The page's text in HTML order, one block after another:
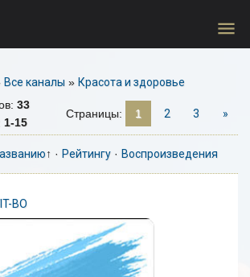
menu
Все каналы » Красота и здоровье
: 33
1-15
Страницы: 1 2 3 »
↑ · Рейтингу · Воспроизведения
BO